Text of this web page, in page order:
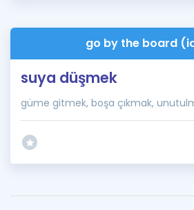
İngilizce Gramergo by the board
suya düşmek
güme gitmek, boşa çıkmak,